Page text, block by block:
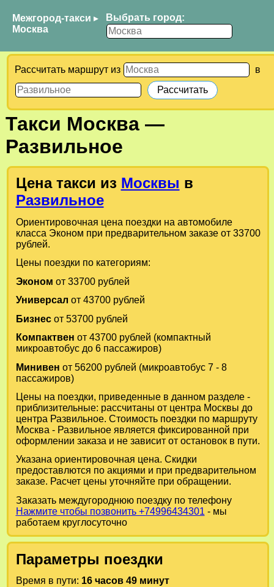
Межгород-такси ▸
Москва
Выбрать город:
Рассчитать маршрут из в
Такси Москва—
Развильное
Цена такси из Москвы в
Развильное
Ориентировочная цена поездки на автомобиле
класса Эконом при предварительном заказе от 33700
рублей.
Цены поездки по категориям:
Эконом от 33700 рублей
Универсал от 43700 рублей
Бизнесот 53700 рублей
Компактвен от 43700 рублей (компактный
микроавтобус до 6 пассажиров)
Минивен от 56200 рублей (микроавтобус 7 - 8
пассажиров)
Цены на поездки, приведенные в данном разделе -
приблизительные: рассчитаны от центра Москвы до
центра Развильное. Стоимость поездки по маршруту
Москва - Развильное является фиксированной при
оформлении заказа и не зависит от остановок в пути.
Указана ориентировочная цена. Скидки
предоставлются по акциями и при предварительном
заказе. Расчет цены уточняйте при обращении.
Заказать междугороднюю поездку по телефону
Нажмите чтобы позвонить +74996434301 - мы
работаем круглосуточно
Параметры поездки
Время в пути: 16 часов 49 минут